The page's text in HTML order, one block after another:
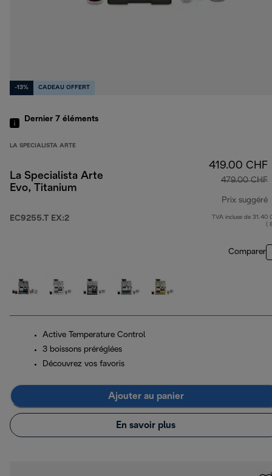
-13% CADEAU OFFERT
Dernier 7 éléments
LA SPECIALISTA ARTE
La Specialista Arte
Evo, Titanium
EC9255.T EX:2
419.00 CHF
479.00 CHF
Prix suggéré
TVA incluse de 31.40
(
Comparer
Active Temperature Control
3 boissons préréglées
Découvrez vos favoris
Ajouter au panier
En savoir plus